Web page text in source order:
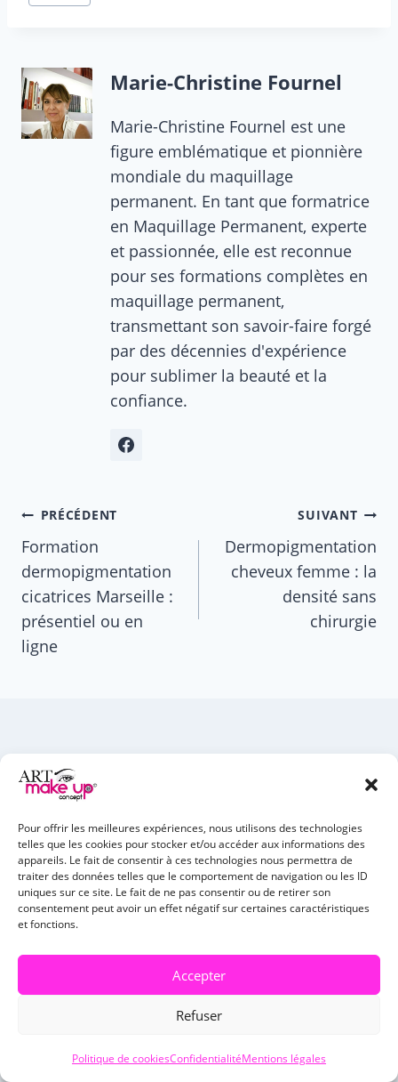
Pour offrir les meilleures expériences, nous utilisons des technologies
telles que les cookies pour stocker et/ou accéder aux informations des
appareils. Le fait de consentir à ces technologies nous permettra de
traiter des données telles que le comportement de navigation ou les ID
uniques sur ce site. Le fait de ne pas consentir ou de retirer son
consentement peut avoir un effet négatif sur certaines caractéristiques
et fonctions.
Accepter
Refuser
Politique de cookiesConfidentialitéMentions légales
Marie-Christine Fournel
Marie-Christine Fournel est une
figure emblématique et pionnière
mondiale du maquillage
permanent. En tant que formatrice
en Maquillage Permanent, experte
et passionnée, elle est reconnue
pour ses formations complètes en
maquillage permanent,
transmettant son savoir-faire forgé
par des décennies d'expérience
pour sublimer la beauté et la
confiance.
Navigation
de
l’article
PRÉCÉDENT
Formation
dermopigmentation
cicatrices Marseille :
présentiel ou en
ligne
SUIVANT
Dermopigmentation
cheveux femme : la
densité sans
chirurgie
Publications similaires
après : résultats réels